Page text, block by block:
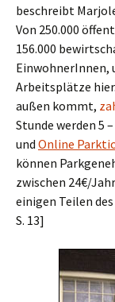
beschreibt
Von 250.000
156.000
EinwohnerInnen,
Arbeitsplätze
außen kommt,
Stunde werden 5
und Online
können
zwischen 24€/
einigen Teilen
S. 13]